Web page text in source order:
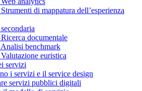
di mappatura dell’esperienza
documentale
benchmark
euristica
servizi
i servizi e il service design
servizi pubblici digitali